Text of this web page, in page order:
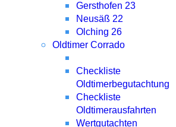
Gersthofen 23
Neusäß 22
Olching 26
Oldtimer Corrado
Checkliste
Oldtimerbegutachtung
Checkliste
Oldtimerausfahrten
Wertgutachten